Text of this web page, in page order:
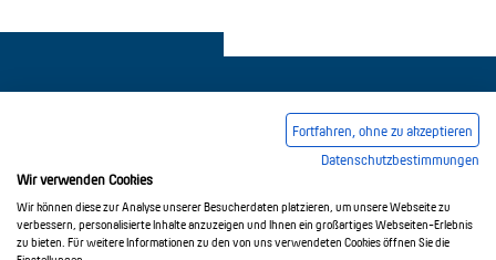
Common Conditions Of Trading
Privacy Policy
Fortfahren, ohne zu akzeptieren
Datenschutzbestimmungen
Wir verwenden Cookies
Wir können diese zur Analyse unserer Besucherdaten platzieren, um unsere Webseite zu
verbessern, personalisierte Inhalte anzuzeigen und Ihnen ein großartiges Webseiten-Erlebnis
zu bieten. Für weitere Informationen zu den von uns verwendeten Cookies öffnen Sie die